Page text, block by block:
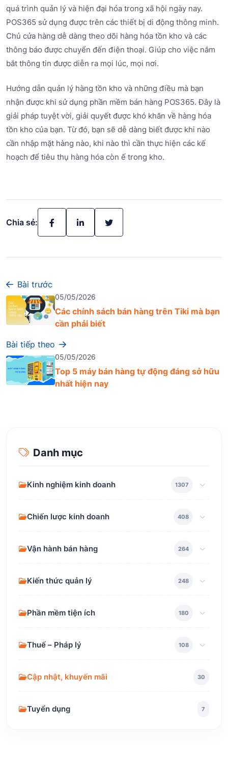
quá trình quản lý và hiện đại hóa trong xã hội ngày nay.
POS365 sử dụng được trên các thiết bị di động thông minh.
Chủ cửa hàng dễ dàng theo dõi hàng hóa tồn kho và các
thông báo được chuyển đến điện thoại. Giúp cho việc nắm
bắt thông tin được diễn ra mọi lúc, mọi nơi.
Hướng dẫn quản lý hàng tồn kho và những điều mà bạn
nhận được khi sử dụng phần mềm bán hàng POS365. Đây là
giải pháp tuyệt vời, giải quyết được khó khăn về hàng hóa
tồn kho của bạn. Từ đó, bạn sẽ dễ dàng biết được khi nào
cần nhập mặt hàng nào, khi nào thì cần thực hiện các kế
hoạch để tiêu thụ hàng hóa còn ế trong kho.
Chia sẻ:
Bài trước
05/05/2026
Các chính sách bán hàng trên Tiki mà bạn
cần phải biết
Bài tiếp theo
05/05/2026
Top 5 máy bán hàng tự động đáng sở hữu
nhất hiện nay
Danh mục
Kinh nghiệm kinh doanh 1307
Chiến lược kinh doanh 408
Vận hành bán hàng 264
Kiến thức quản lý 248
Phần mềm tiện ích 180
Thuế – Pháp lý 108
Cập nhật, khuyến mãi 30
Tuyển dụng 7